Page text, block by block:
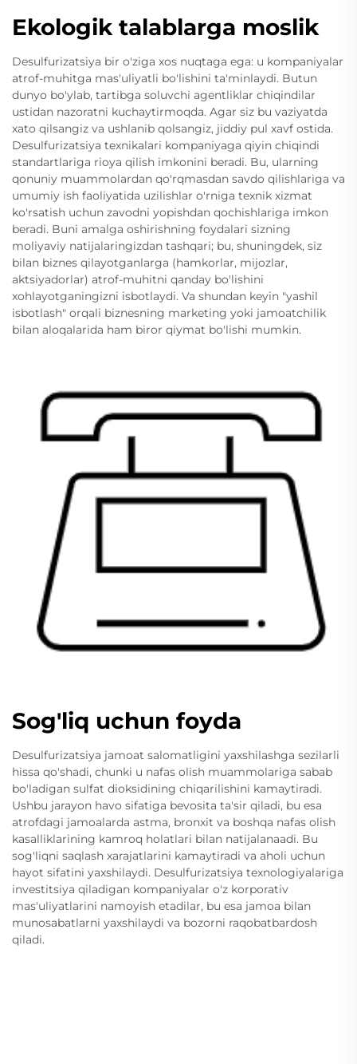
Ekologik talablarga moslik
Desulfurizatsiya bir o'ziga xos nuqtaga ega: u kompaniyalar
atrof-muhitga mas'uliyatli bo'lishini ta'minlaydi. Butun
dunyo bo'ylab, tartibga soluvchi agentliklar chiqindilar
ustidan nazoratni kuchaytirmoqda. Agar siz bu vaziyatda
xato qilsangiz va ushlanib qolsangiz, jiddiy pul xavf ostida.
Desulfurizatsiya texnikalari kompaniyaga qiyin chiqindi
standartlariga rioya qilish imkonini beradi. Bu, ularning
qonuniy muammolardan qo'rqmasdan savdo qilishlariga va
umumiy ish faoliyatida uzilishlar o'rniga texnik xizmat
ko'rsatish uchun zavodni yopishdan qochishlariga imkon
beradi. Buni amalga oshirishning foydalari sizning
moliyaviy natijalaringizdan tashqari; bu, shuningdek, siz
bilan biznes qilayotganlarga (hamkorlar, mijozlar,
aktsiyadorlar) atrof-muhitni qanday bo'lishini
xohlayotganingizni isbotlaydi. Va shundan keyin "yashil
isbotlash" orqali biznesning marketing yoki jamoatchilik
bilan aloqalarida ham biror qiymat bo'lishi mumkin.
Sog'liq uchun foyda
Desulfurizatsiya jamoat salomatligini yaxshilashga sezilarli
hissa qo'shadi, chunki u nafas olish muammolariga sabab
bo'ladigan sulfat dioksidining chiqarilishini kamaytiradi.
Ushbu jarayon havo sifatiga bevosita ta'sir qiladi, bu esa
atrofdagi jamoalarda astma, bronxit va boshqa nafas olish
kasalliklarining kamroq holatlari bilan natijalanaadi. Bu
sog'liqni saqlash xarajatlarini kamaytiradi va aholi uchun
hayot sifatini yaxshilaydi. Desulfurizatsiya texnologiyalariga
investitsiya qiladigan kompaniyalar o'z korporativ
mas'uliyatlarini namoyish etadilar, bu esa jamoa bilan
munosabatlarni yaxshilaydi va bozorni raqobatbardosh
qiladi.